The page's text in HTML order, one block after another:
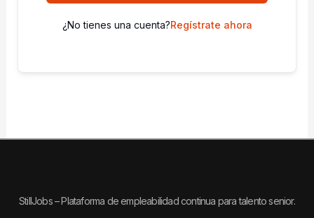
¿No tienes una cuenta?Regístrate ahora
StillJobs – Plataforma de empleabilidad continua para talento senior.